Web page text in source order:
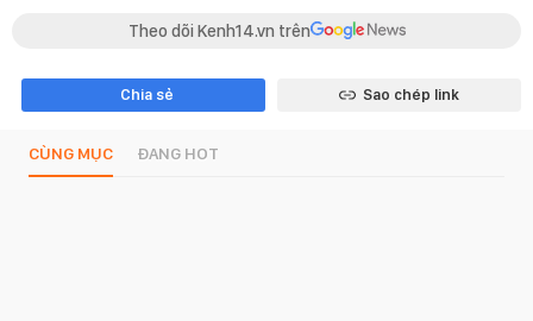
Theo dõi Kenh14.vn trên
Chia sẻ Sao chép link
CÙNG MỤC ĐANG HOT